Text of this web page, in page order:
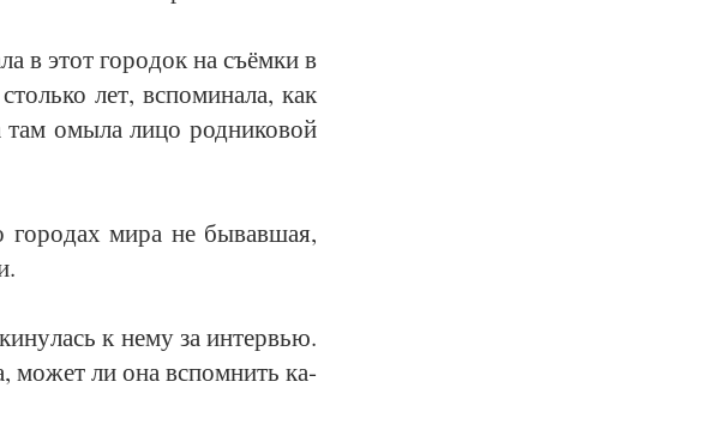
в этот го­ро­док на съём­ки в
лет, вспо­ми­на­ла, как
омы­ла ли­цо род­ни­ко­вой
го­ро­дах ми­ра не бы­вав­шая,
к не­му за ин­тервью.
мо­жет ли она вспом­нить ка­